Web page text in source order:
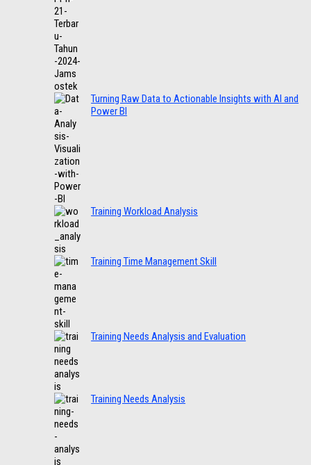
Turning Raw Data to Actionable Insights with AI and
Power BI
Training Workload Analysis
Training Time Management Skill
Training Needs Analysis and Evaluation
Training Needs Analysis